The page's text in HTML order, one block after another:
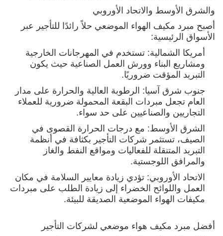
والشرق الأوسط والاتحاد الأوروبي
أصبح مبرد مكيف الهواء الموضعي حلاً رائدًا للتأجير عبر
الأسواق الرئيسية:
أمريكا الشمالية: تستخدم في المهرجانات الخارجية
ومشاريع البناء وورش العمل الصناعية حيث يكون
التبريد المؤقت ضروريًا.
جنوب شرق آسيا: الرطوبة العالية والحرارة على مدار
العام تجعل مبردات البقعة المحمولة ضرورية للعملاء
التجاريين والصناعيين على حد سواء.
الشرق الأوسط: مع درجات الحرارة القصوى في
الصيف، تستثمر شركات التأجير بكثافة في أنظمة
التبريد المتنقلة للفعاليات ومواقع النفط والغاز
والمرافق اللوجستية.
الاتحاد الأوروبي: تؤدي زيادة معايير السلامة في مكان
العمل واللوائح الخضراء إلى زيادة الطلب على مبردات
مكيفات الهواء الموضعية الصديقة للبيئة.
أفضل مبرد مكيف هواء موضعي لشركات التأجير